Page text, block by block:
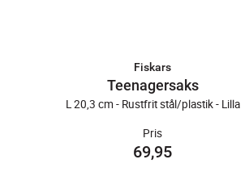
Fiskars
Teenagersaks
L 20,3 cm - Rustfrit stål/plastik - Lilla
Pris
69,95